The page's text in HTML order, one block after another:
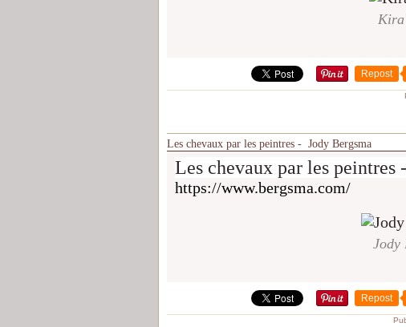
Kira
Repost
Les chevaux par les peintres - Jody Bergsma
Les chevaux par les peintres
https://www.bergsma.com/
Jody
Repost